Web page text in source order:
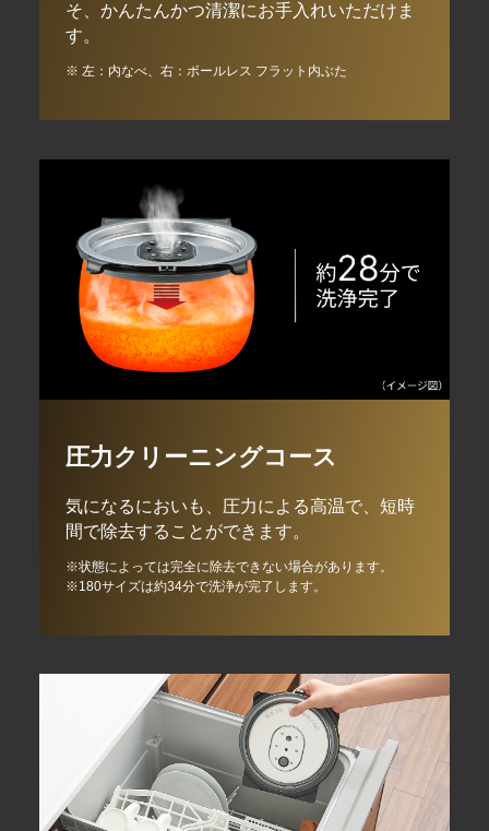
そ、かんたんかつ清潔にお手入れいただけま
す。
※ 左：内なべ、右：ボールレス フラット内ぶた
圧力クリーニングコース
気になるにおいも、圧力による高温で、短時
間で除去することができます。
※状態によっては完全に除去できない場合があります。
※180サイズは約34分で洗浄が完了します。